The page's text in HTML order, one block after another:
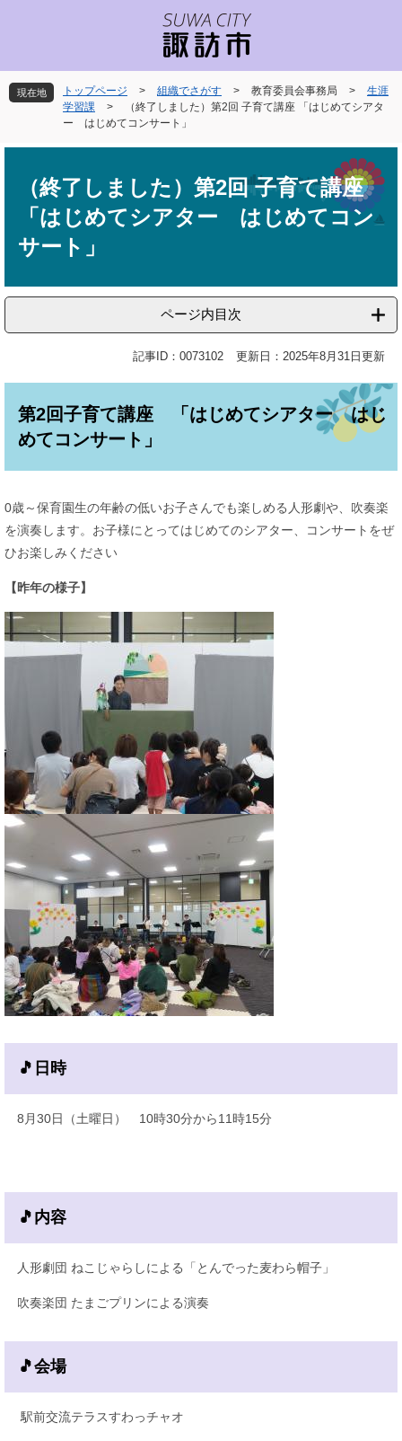
先
頭
を
飛
現在地 トップページ > 組織でさがす > 教育委員会事務局 >
生涯
学習課
>
（終了しました）第2回 子育て講座 「はじめてシアタ
ー はじめてコンサート」
（終了しました）第2回 子育て講座
「はじめてシアター はじめてコン
サート」
ページ内目次
記事ID：0073102 更新日：2025年8月31日更新
第2回子育て講座 「はじめてシアター はじ
めてコンサート」
0歳～保育園生の年齢の低いお子さんでも楽しめる人形劇や、吹奏楽
を演奏します。お子様にとってはじめてのシアター、コンサートをぜ
ひお楽しみください
【昨年の様子】
🎵日時
8月30日（土曜日） 10時30分から11時15分
🎵内容
​人形劇団 ねこじゃらしによる「とんでった麦わら帽子」
吹奏楽団 たまごプリンによる演奏
🎵会場
駅前交流テラスすわっチャオ